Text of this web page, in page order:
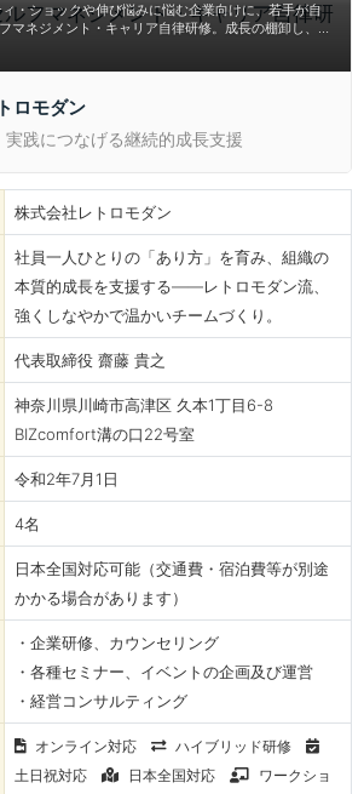
・ショックや伸び悩みに悩む企業向けに、若手が自
マネジメント・キャリア自律研修。成長の棚卸し、レ
のキャリアデザインを体験型ワークで学び、早期離
ロモダン
実践につなげる継続的成長支援
株式会社レトロモダン
社員一人ひとりの「あり方」を育み、組織の
本質的成長を支援する――レトロモダン流、
強くしなやかで温かいチームづくり。
代表取締役 齋藤 貴之
神奈川県川崎市高津区 久本1丁⽬6-8
BIZcomfort溝の⼝22号室
令和2年7月1日
4名
日本全国対応可能（交通費・宿泊費等が別途
かかる場合があります）
・企業研修、カウンセリング
・各種セミナー、イベントの企画及び運営
・経営コンサルティング
オンライン対応
ハイブリッド研修
土日祝対応
日本全国対応
ワークショ